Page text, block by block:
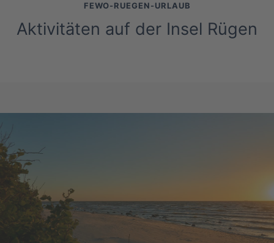
FEWO-RUEGEN-URLAUB
Aktivitäten auf der Insel Rügen